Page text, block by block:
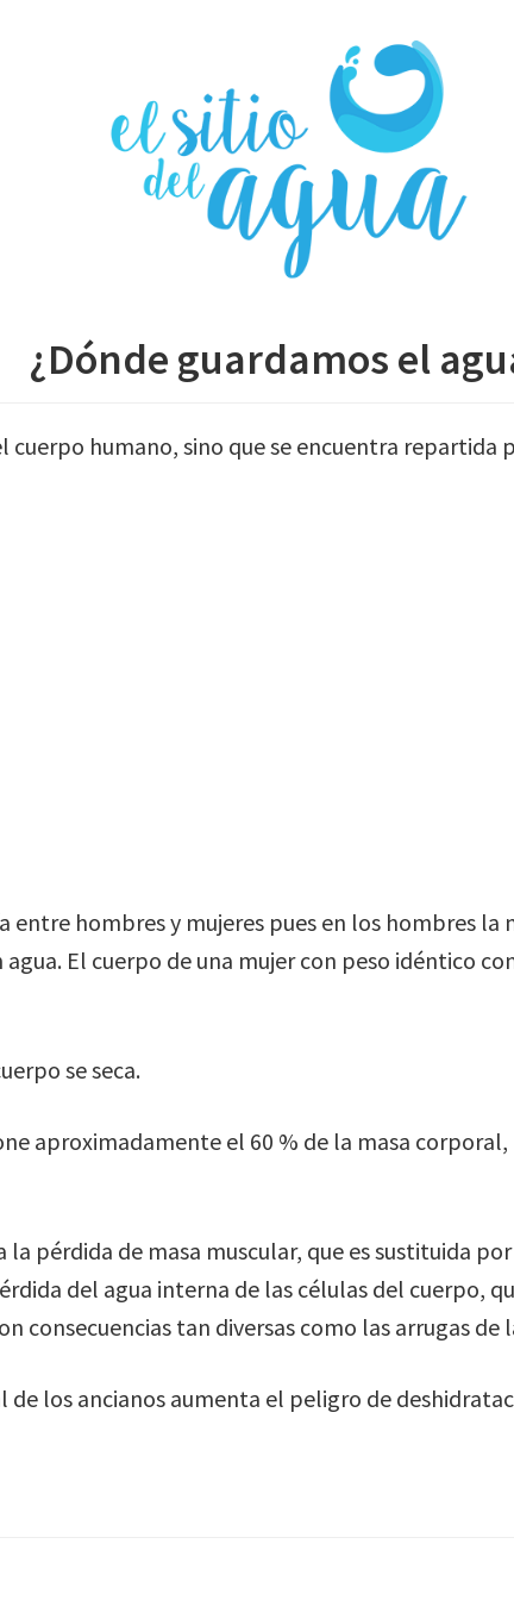
¿Dónde guardamos el
cuerpo humano, sino que se encuentra
entre hombres y mujeres pues en los hombres
El cuerpo de una mujer con peso idéntico
se seca.
aproximadamente el 60 % de la masa
la pérdida de masa muscular, que es sustituida
del agua interna de las células del cuerpo,
consecuencias tan diversas como las arrugas
los ancianos aumenta el peligro de